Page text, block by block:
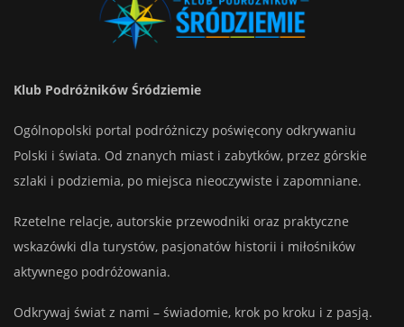
Klub Podróżników Śródziemie
Ogólnopolski portal podróżniczy poświęcony odkrywaniu
Polski i świata. Od znanych miast i zabytków, przez górskie
szlaki i podziemia, po miejsca nieoczywiste i zapomniane.
Rzetelne relacje, autorskie przewodniki oraz praktyczne
wskazówki dla turystów, pasjonatów historii i miłośników
aktywnego podróżowania.
Odkrywaj świat z nami – świadomie, krok po kroku i z pasją.